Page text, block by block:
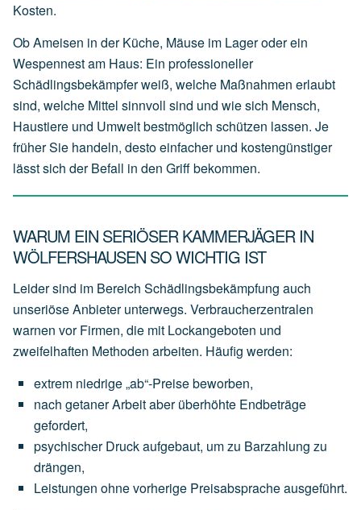
Kosten.
Ob Ameisen in der Küche, Mäuse im Lager oder ein
Wespennest am Haus: Ein professioneller
Schädlingsbekämpfer weiß, welche Maßnahmen erlaubt
sind, welche Mittel sinnvoll sind und wie sich Mensch,
Haustiere und Umwelt bestmöglich schützen lassen. Je
früher Sie handeln, desto einfacher und kostengünstiger
lässt sich der Befall in den Griff bekommen.
WARUM EIN SERIÖSER KAMMERJÄGER IN
WÖLFERSHAUSEN SO WICHTIG IST
Leider sind im Bereich Schädlingsbekämpfung auch
unseriöse Anbieter unterwegs. Verbraucherzentralen
warnen vor Firmen, die mit Lockangeboten und
zweifelhaften Methoden arbeiten. Häufig werden:
extrem niedrige„ab“-Preisebeworben,
nach getanerArbeitaber überhöhte Endbeträge
gefordert,
psychischer Druckaufgebaut, umzu Barzahlung zu
drängen,
Leistungen ohnevorherige Preisabspracheausgeführt.